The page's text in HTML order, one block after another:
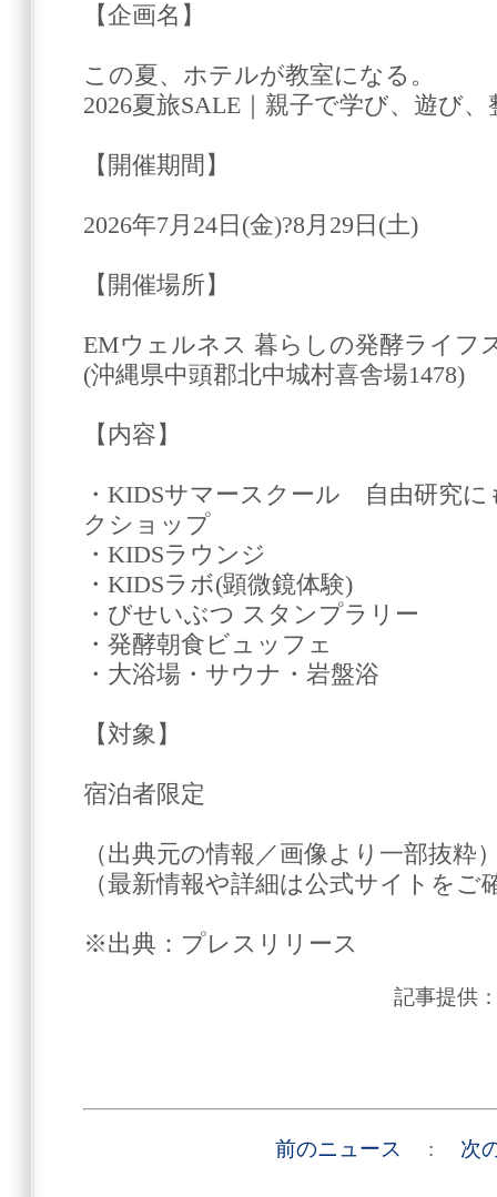
【企画名】
この夏、ホテルが教室になる。
2026夏旅SALE｜親子で学び、遊び
【開催期間】
2026年7月24日(金)?8月29日(土)
【開催場所】
EMウェルネス 暮らしの発酵ライフ
(沖縄県中頭郡北中城村喜舎場1478)
【内容】
・KIDSサマースクール 自由研究
クショップ
・KIDSラウンジ
・KIDSラボ(顕微鏡体験)
・びせいぶつ スタンプラリー
・発酵朝食ビュッフェ
・大浴場・サウナ・岩盤浴
【対象】
宿泊者限定
（出典元の情報／画像より一部抜粋
（最新情報や詳細は公式サイトをご
※出典：プレスリリース
記事提供
前のニュース : 次